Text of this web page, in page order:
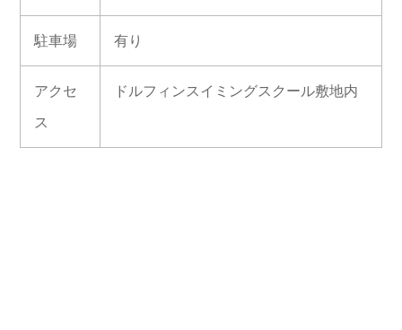
駐車場 有り
アクセ
ス
ドルフィンスイミングスクール敷地内